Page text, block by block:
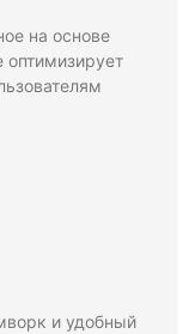
на основе
оптимизирует
и удобный